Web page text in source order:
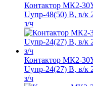
Контактор МК2-
Uупр-48(50) В, в/к
з/ч
Контактор МК2-
Uупр-24(27) В, в/к
з/ч